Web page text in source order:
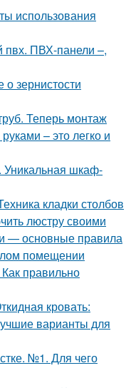
использования
пвх. ПВХ-панели –,
зернистости
Теперь монтаж
– это легко и
Уникальная шкаф-
кладки столбов
люстру своими
— основные правила
помещении
правильно
кровать:
варианты для
№1. Для чего